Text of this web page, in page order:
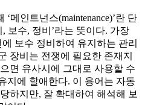
메인트넌스(maintenance)’란 단
보수, 정비’라는 뜻이다. 가장
보수 정비하여 유지하는 관리
장비는 전쟁에 필요한 존재지
면 유사시에 그대로 사용할 수
지에 할애한다. 이 용어는 자동
하지만, 잘 확대하여 해석해 보